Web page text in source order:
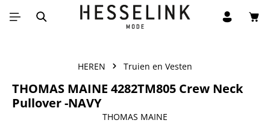
Ga naar de hoofdinhoud
HEREN Truien en Vesten
THOMAS MAINE 4282TM805 Crew Neck
Pullover -NAVY
THOMAS MAINE